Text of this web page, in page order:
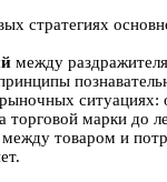
стратегиях
между
ситуациях:
торговой марки до
товаром и